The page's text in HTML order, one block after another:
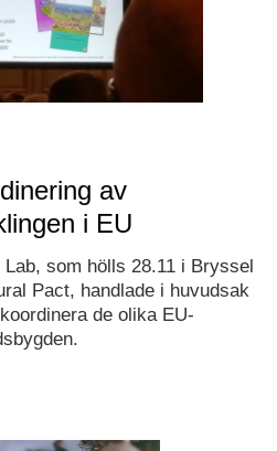
av
i EU
som hölls 28.11 i Bryssel
Pact, handlade i huvudsak
de olika EU-